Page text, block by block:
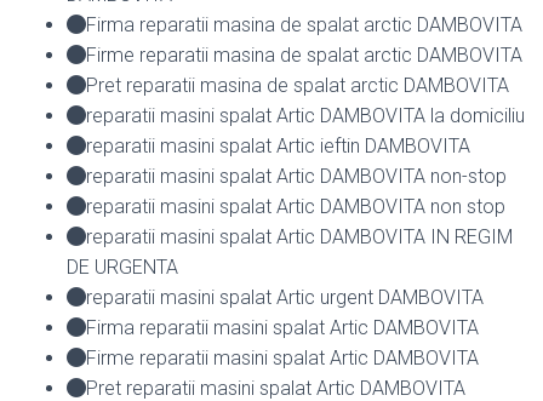
Firma reparatii masina de spalat arctic DAMBOVITA
Firme reparatii masina de spalat arctic DAMBOVITA
Pret reparatii masina de spalat arctic DAMBOVITA
reparatii masini spalat Artic DAMBOVITA la domiciliu
reparatii masini spalat Artic ieftin DAMBOVITA
reparatii masini spalat Artic DAMBOVITA non-stop
reparatii masini spalat Artic DAMBOVITA non stop
reparatii masini spalat Artic DAMBOVITA IN REGIM
DE URGENTA
reparatii masini spalat Artic urgent DAMBOVITA
Firma reparatii masini spalat Artic DAMBOVITA
Firme reparatii masini spalat Artic DAMBOVITA
Pret reparatii masini spalat Artic DAMBOVITA